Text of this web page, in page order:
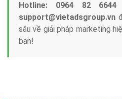
Hotline: 0964 82
support@vietadsgroup.vn
sâu về giải pháp marketing
bạn!